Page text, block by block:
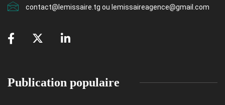
contact@lemissaire.tg ou lemissaireagence@gmail.com
Publication populaire